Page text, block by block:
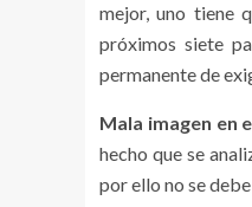
mejor, uno tiene
próximos siete
permanente de
Mala imagen en
hecho que se
por ello no se